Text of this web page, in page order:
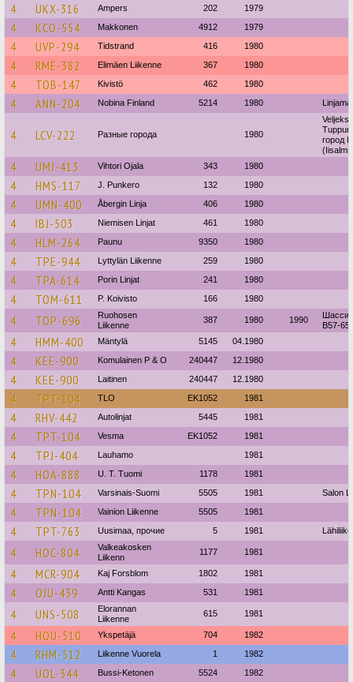
4 UKX-316 Ampers 202 1979
4 KCO-554 Makkonen 4912 1979
4 UVP-294 Tidstrand 416 1980
4 RME-382 Elimäen Liikenne 367 1980
4 TOB-147 Kivistö 462 1980
4 ANN-204 Nobina Finland 5214 1980
4 LCV-222 Разные города 1980
город
(Iisalmi)
4 UMJ-413 Vihtori Ojala 343 1980
4 HMS-117 J. Punkero 132 1980
4 UMN-400 Åbergin Linja 406 1980
4 IBJ-503 Niemisen Linjat 461 1980
4 HLM-264 Paunu 9350 1980
4 TPE-944 Lyttylän Liikenne 259 1980
4 TPA-614 Porin Linjat 241 1980
4 TOM-611 P. Koivisto 166 1980
4 TOP-696
Ruohosen
Liikenne
387 1980 1990
Шасси:
B57-65.
4 HMM-400 Mäntylä 5145 04.1980
4 KEE-900 Komulainen P & O 240447 12.1980
4 KEE-900 Laitinen 240447 12.1980
4 TPT-104 TLO EK1052 1981
4 RHV-442 Autolinjat 5445 1981
4 TPT-104 Vesma EK1052 1981
4 TPJ-404 Lauhamo 1981
4 HOA-888 U. T. Tuomi 1178 1981
4 TPN-104 Varsinais-Suomi 5505 1981 Salon
4 TPN-104 Vainion Liikenne 5505 1981
4 TPT-763 Uusimaa, прочие 5 1981
4 HOC-804
Valkeakosken
Liikenn
1177 1981
4 MCR-904 Kaj Forsblom 1802 1981
4 OJU-439 Antti Kangas 531 1981
4 UNS-508
Elorannan
Liikenne
615 1981
4 HOU-510 Ykspetäjä 704 1982
4 RHM-512 Liikenne Vuorela 1 1982
4 UOL-344 Bussi-Ketonen 5524 1982